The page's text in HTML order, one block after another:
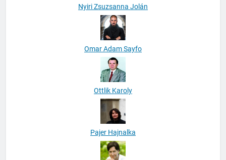
Nyiri Zsuzsanna Jolán
Omar Adam Sayfo
Ottlik Karoly
Pajer Hajnalka